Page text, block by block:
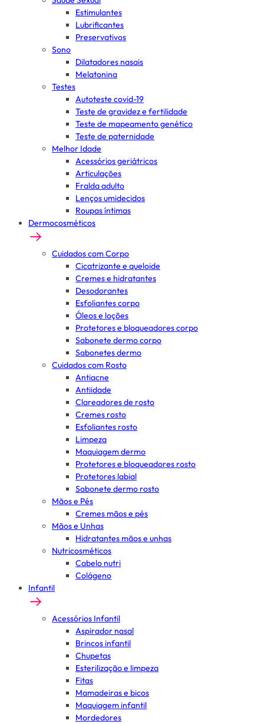
Estimulantes
Lubrificantes
Preservativos
Sono
Dilatadores nasais
Melatonina
Testes
Autoteste covid-19
Teste de gravidez e fertilidade
Teste de mapeamento genético
Teste de paternidade
Melhor Idade
Acessórios geriátricos
Articulações
Fralda adulto
Lenços umidecidos
Roupas íntimas
Dermocosméticos
Cuidados com Corpo
Cicatrizante e queloide
Cremes e hidratantes
Desodorantes
Esfoliantes corpo
Óleos e loções
Protetores e bloqueadores corpo
Sabonete dermo corpo
Sabonetes dermo
Cuidados com Rosto
Antiacne
Antiidade
Clareadores de rosto
Cremes rosto
Esfoliantes rosto
Limpeza
Maquiagem dermo
Protetores e bloqueadores rosto
Protetores labial
Sabonete dermo rosto
Mãos e Pés
Cremes mãos e pés
Mãos e Unhas
Hidratantes mãos e unhas
Nutricosméticos
Cabelo nutri
Colágeno
Infantil
Acessórios Infantil
Aspirador nasal
Brincos infantil
Chupetas
Esterilização e limpeza
Fitas
Mamadeiras e bicos
Maquiagem infantil
Mordedores